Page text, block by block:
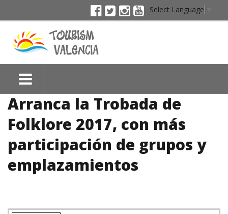
Select Language
Arranca la Trobada de
Folklore 2017, con más
participación de grupos y
emplazamientos